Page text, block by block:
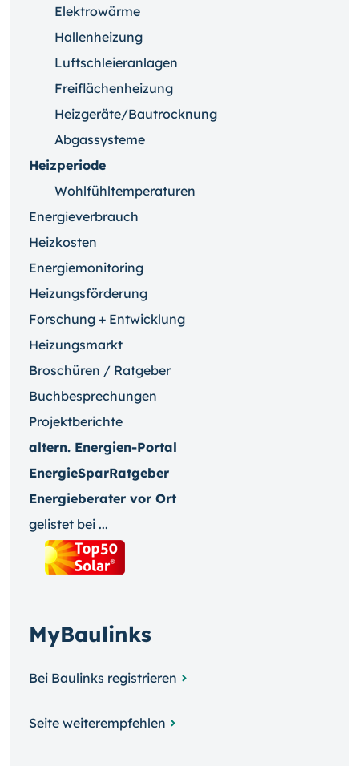
Elektrowärme
Hallenheizung
Luftschleieranlagen
Freiflächenheizung
Heizgeräte/Bautrocknung
Abgassysteme
Heizperiode
Wohlfühltemperaturen
Energieverbrauch
Heizkosten
Energiemonitoring
Heizungsförderung
Forschung + Entwicklung
Heizungsmarkt
Broschüren / Ratgeber
Buchbesprechungen
Projektberichte
altern. Energien-Portal
EnergieSparRatgeber
Energieberater vor Ort
gelistet bei ...
MyBaulinks
Bei Baulinks registrieren
Seite weiterempfehlen